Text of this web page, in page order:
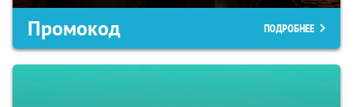
Промокод ПОДРОБНЕЕ